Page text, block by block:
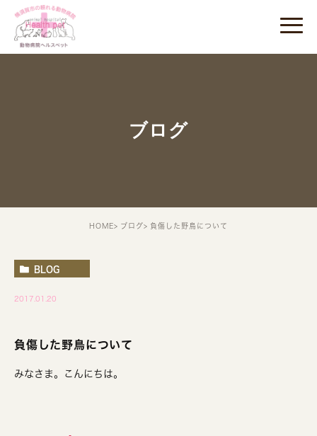
ブログ
HOME ブログ 負傷した野鳥について
BLOG
2017.01.20
負傷した野鳥について
みなさま。こんにちは。